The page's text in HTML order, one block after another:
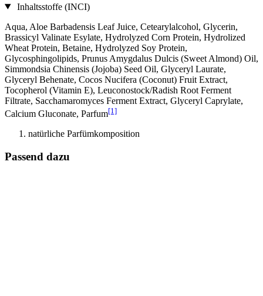
Inhaltsstoffe (INCI)
Aqua, Aloe Barbadensis Leaf Juice, Cetearylalcohol, Glycerin,
Brassicyl Valinate Esylate, Hydrolyzed Corn Protein, Hydrolized
Wheat Protein, Betaine, Hydrolyzed Soy Protein,
Glycosphingolipids, Prunus Amygdalus Dulcis (Sweet Almond) Oil,
Simmondsia Chinensis (Jojoba) Seed Oil, Glyceryl Laurate,
Glyceryl Behenate, Cocos Nucifera (Coconut) Fruit Extract,
Tocopherol (Vitamin E), Leuconostock/Radish Root Ferment
Filtrate, Sacchamaromyces Ferment Extract, Glyceryl Caprylate,
Calcium Gluconate, Parfum[1]
natürliche Parfümkomposition
Passend dazu